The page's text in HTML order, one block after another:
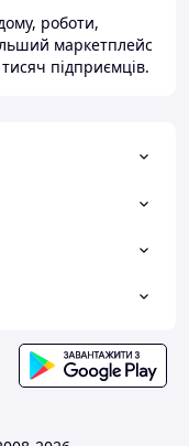
роботи,
маркетплейс
підприємців.